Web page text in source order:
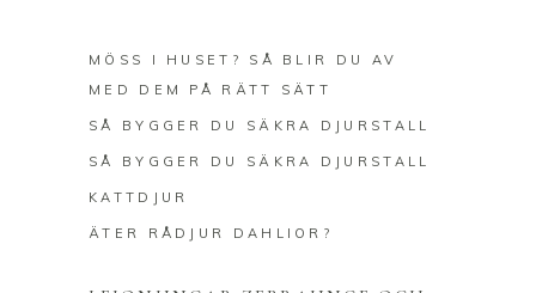
MÖSS I HUSET? SÅ BLIR DU AV
MED DEM PÅ RÄTT SÄTT
SÅ BYGGER DU SÄKRA DJURSTALL
SÅ BYGGER DU SÄKRA DJURSTALL
KATTDJUR
ÄTER RÅDJUR DAHLIOR?